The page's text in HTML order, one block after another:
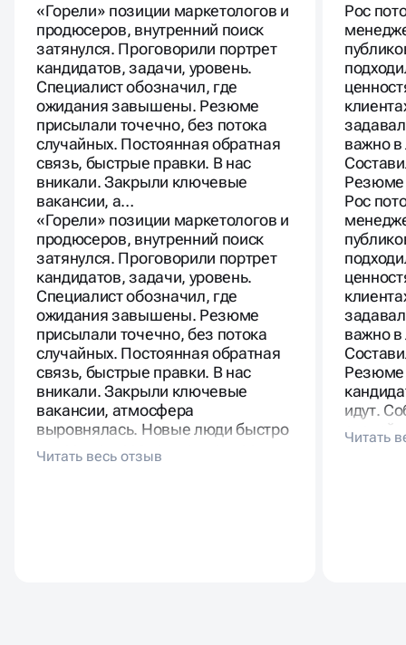
«Горели» позиции маркетологов и
продюсеров, внутренний поиск
затянулся. Проговорили портрет
кандидатов, задачи, уровень.
Специалист обозначил, где
ожидания завышены. Резюме
присылали точечно, без потока
случайных. Постоянная обратная
связь, быстрые правки. В нас
вникали. Закрыли ключевые
вакансии, а…
«Горели» позиции маркетологов и
продюсеров, внутренний поиск
затянулся. Проговорили портрет
кандидатов, задачи, уровень.
Специалист обозначил, где
ожидания завышены. Резюме
присылали точечно, без потока
случайных. Постоянная обратная
связь, быстрые правки. В нас
вникали. Закрыли ключевые
вакансии, атмосфера
выровнялась. Новые люди быстро
вписались, разделяют ценности.
Такой подбор выгоднее месяцев
Рос
важно в
Резюме
Рос
важно в
Резюме
идут.
Почти